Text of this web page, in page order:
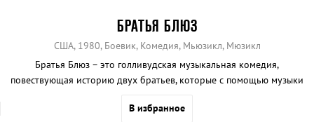
БРАТЬЯ БЛЮЗ
США, 1980, Боевик, Комедия, Мьюзикл, Мюзикл
Братья Блюз – это голливудская музыкальная комедия,
повествующая историю двух братьев, которые с помощью музыки
В избранное